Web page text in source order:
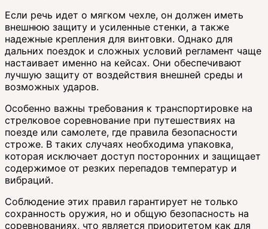
Если речь идет о мягком чехле, он должен иметь
внешнюю защиту и усиленные стенки, а также
надежные крепления для винтовки. Однако для
дальних поездок и сложных условий регламент чаще
настаивает именно на кейсах. Они обеспечивают
лучшую защиту от воздействия внешней среды и
возможных ударов.
Особенно важны требования к транспортировке на
стрелковое соревнование при путешествиях на
поезде или самолете, где правила безопасности
строже. В таких случаях необходима упаковка,
которая исключает доступ посторонних и защищает
содержимое от резких перепадов температур и
вибраций.
Соблюдение этих правил гарантирует не только
сохранность оружия, но и общую безопасность на
соревнованиях, что является приоритетом как для